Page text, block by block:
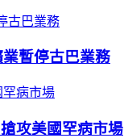
暫停古巴業務
攻美國罕病市場